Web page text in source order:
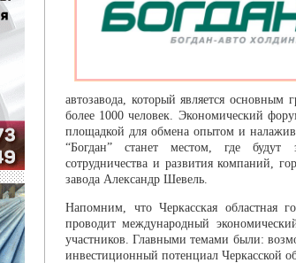
автозавода, который является основным
более 1000 человек. Экономический
площадкой для обмена опытом и
“Богдан” станет местом, где будут
сотрудничества и развития компаний,
завода Александр Шевель.
Напомним, что Черкасская областная
проводит международный
участников. Главными темами были:
инвестиционный потенциал Черкасской